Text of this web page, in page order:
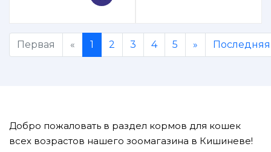
Первая « 1 2 3 4 5 » Последняя
Добро пожаловать в раздел кормов для кошек
всех возрастов нашего зоомагазина в Кишиневе!